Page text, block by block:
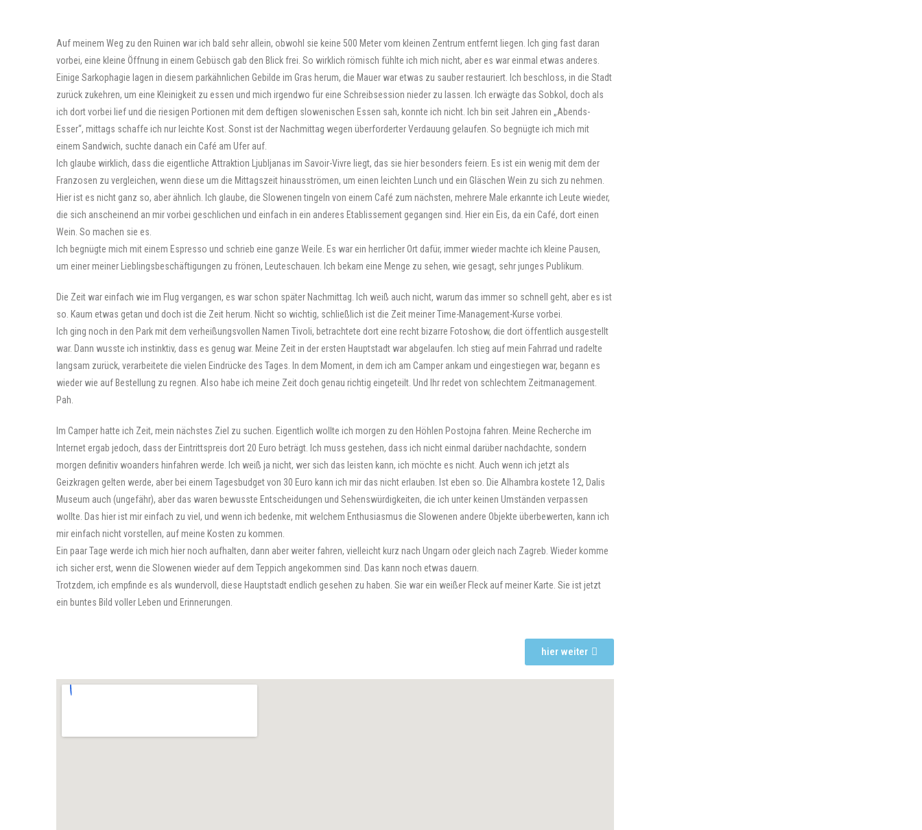
Auf meinem Weg zu den Ruinen war ich bald sehr allein, obwohl sie keine 500 Meter vom kleinen Zentrum entfernt liegen. Ich ging fast daran
vorbei, eine kleine Öffnung in einem Gebüsch gab den Blick frei. So wirklich römisch fühlte ich mich nicht, aber es war einmal etwas anderes.
Einige Sarkophagie lagen in diesem parkähnlichen Gebilde im Gras herum, die Mauer war etwas zu sauber restauriert. Ich beschloss, in die Stadt
zurück zukehren, um eine Kleinigkeit zu essen und mich irgendwo für eine Schreibsession nieder zu lassen. Ich erwägte das Sobkol, doch als
ich dort vorbei lief und die riesigen Portionen mit dem deftigen slowenischen Essen sah, konnte ich nicht. Ich bin seit Jahren ein „Abends-
Esser“, mittags schaffe ich nur leichte Kost. Sonst ist der Nachmittag wegen überforderter Verdauung gelaufen. So begnügte ich mich mit
einem Sandwich, suchte danach ein Café am Ufer auf.
Ich glaube wirklich, dass die eigentliche Attraktion Ljubljanas im Savoir-Vivre liegt, das sie hier besonders feiern. Es ist ein wenig mit dem der
Franzosen zu vergleichen, wenn diese um die Mittagszeit hinausströmen, um einen leichten Lunch und ein Gläschen Wein zu sich zu nehmen.
Hier ist es nicht ganz so, aber ähnlich. Ich glaube, die Slowenen tingeln von einem Café zum nächsten, mehrere Male erkannte ich Leute wieder,
die sich anscheinend an mir vorbei geschlichen und einfach in ein anderes Etablissement gegangen sind. Hier ein Eis, da ein Café, dort einen
Wein. So machen sie es.
Ich begnügte mich mit einem Espresso und schrieb eine ganze Weile. Es war ein herrlicher Ort dafür, immer wieder machte ich kleine Pausen,
um einer meiner Lieblingsbeschäftigungen zu frönen, Leuteschauen. Ich bekam eine Menge zu sehen, wie gesagt, sehr junges Publikum.
Die Zeit war einfach wie im Flug vergangen, es war schon später Nachmittag. Ich weiß auch nicht, warum das immer so schnell geht, aber es ist
so. Kaum etwas getan und doch ist die Zeit herum. Nicht so wichtig, schließlich ist die Zeit meiner Time-Management-Kurse vorbei.
Ich ging noch in den Park mit dem verheißungsvollen Namen Tivoli, betrachtete dort eine recht bizarre Fotoshow, die dort öffentlich ausgestellt
war. Dann wusste ich instinktiv, dass es genug war. Meine Zeit in der ersten Hauptstadt war abgelaufen. Ich stieg auf mein Fahrrad und radelte
langsam zurück, verarbeitete die vielen Eindrücke des Tages. In dem Moment, in dem ich am Camper ankam und eingestiegen war, begann es
wieder wie auf Bestellung zu regnen. Also habe ich meine Zeit doch genau richtig eingeteilt. Und Ihr redet von schlechtem Zeitmanagement.
Pah.
Im Camper hatte ich Zeit, mein nächstes Ziel zu suchen. Eigentlich wollte ich morgen zu den Höhlen Postojna fahren. Meine Recherche im
Internet ergab jedoch, dass der Eintrittspreis dort 20 Euro beträgt. Ich muss gestehen, dass ich nicht einmal darüber nachdachte, sondern
morgen definitiv woanders hinfahren werde. Ich weiß ja nicht, wer sich das leisten kann, ich möchte es nicht. Auch wenn ich jetzt als
Geizkragen gelten werde, aber bei einem Tagesbudget von 30 Euro kann ich mir das nicht erlauben. Ist eben so. Die Alhambra kostete 12, Dalis
Museum auch (ungefähr), aber das waren bewusste Entscheidungen und Sehenswürdigkeiten, die ich unter keinen Umständen verpassen
wollte. Das hier ist mir einfach zu viel, und wenn ich bedenke, mit welchem Enthusiasmus die Slowenen andere Objekte überbewerten, kann ich
mir einfach nicht vorstellen, auf meine Kosten zu kommen.
Ein paar Tage werde ich mich hier noch aufhalten, dann aber weiter fahren, vielleicht kurz nach Ungarn oder gleich nach Zagreb. Wieder komme
ich sicher erst, wenn die Slowenen wieder auf dem Teppich angekommen sind. Das kann noch etwas dauern.
Trotzdem, ich empfinde es als wundervoll, diese Hauptstadt endlich gesehen zu haben. Sie war ein weißer Fleck auf meiner Karte. Sie ist jetzt
ein buntes Bild voller Leben und Erinnerungen.
hier weiter